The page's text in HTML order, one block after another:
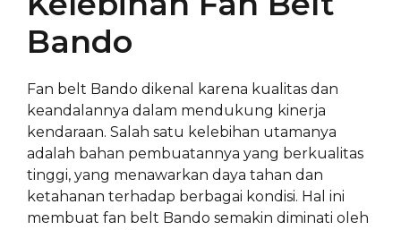
Bando
Fan belt Bando dikenal karena kualitas dan
keandalannya dalam mendukung kinerja
kendaraan. Salah satu kelebihan utamanya
adalah bahan pembuatannya yang berkualitas
tinggi, yang menawarkan daya tahan dan
ketahanan terhadap berbagai kondisi. Hal ini
membuat fan belt Bando semakin diminati oleh